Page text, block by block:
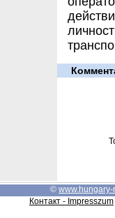
© www.hungary-
Контакт - Impresszum